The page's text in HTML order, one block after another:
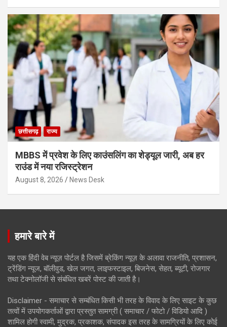
छत्तीसगढ़ राज्य
MBBS में प्रवेश के लिए काउंसलिंग का शेड्यूल जारी, अब हर
राउंड में नया रजिस्ट्रेशन
August 8, 2026 News Desk
हमारे बारे में
यह एक हिंदी वेब न्यूज़ पोर्टल है जिसमें ब्रेकिंग न्यूज़ के अलावा राजनीति, प्रशासन,
ट्रेंडिंग न्यूज, बॉलीवुड, खेल जगत, लाइफस्टाइल, बिजनेस, सेहत, ब्यूटी, रोजगार
तथा टेक्नोलॉजी से संबंधित खबरें पोस्ट की जाती है।
Disclaimer - समाचार से सम्बंधित किसी भी तरह के विवाद के लिए साइट के कुछ
तत्वों में उपयोगकर्ताओं द्वारा प्रस्तुत सामग्री ( समाचार / फोटो / विडियो आदि )
शामिल होगी स्वामी, मुद्रक, प्रकाशक, संपादक इस तरह के सामग्रियों के लिए कोई